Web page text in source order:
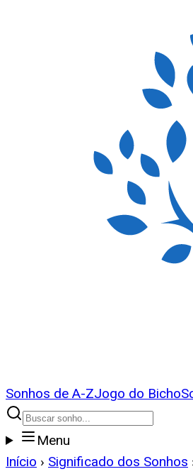
Sonhos de A-ZJogo do Bicho
Menu
Início › Significado dos Sonhos